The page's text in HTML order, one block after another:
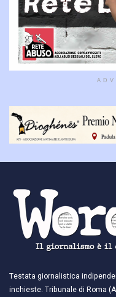
Testata giornalistica
inchieste. Tribunale di Roma